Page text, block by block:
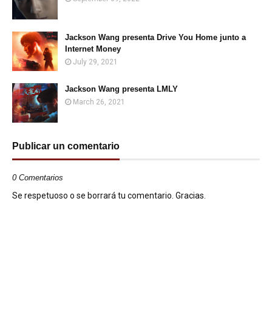
Jackson Wang presenta Drive You Home junto a
Internet Money
July 29, 2021
Jackson Wang presenta LMLY
March 26, 2021
Publicar un comentario
0 Comentarios
Se respetuoso o se borrará tu comentario. Gracias.